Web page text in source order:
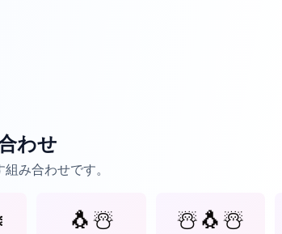
わせ
み合わせです。
🐧☃️ ☃️🐧☃️